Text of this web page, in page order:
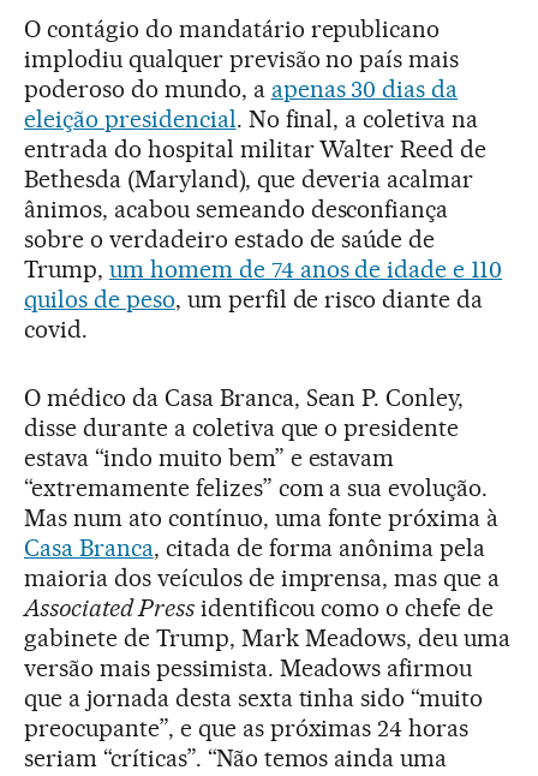
O contágio do mandatário republicano
implodiu qualquer previsão no país mais
poderoso do mundo, a apenas 30 dias da
eleição presidencial. No final, a coletiva na
entrada do hospital militar Walter Reed de
Bethesda (Maryland), que deveria acalmar
ânimos, acabou semeando desconfiança
sobre o verdadeiro estado de saúde de
Trump, um homem de 74 anos de idade e 110
quilos de peso, um perfil de risco diante da
covid.
O médico da Casa Branca, Sean P. Conley,
disse durante a coletiva que o presidente
estava “indo muito bem” e estavam
“extremamente felizes” com a sua evolução.
Mas num ato contínuo, uma fonte próxima à
Casa Branca, citada de forma anônima pela
maioria dos veículos de imprensa, mas que a
Associated Pressidentificou como o chefe de
gabinete de Trump, Mark Meadows, deu uma
versão mais pessimista. Meadows afirmou
que a jornada desta sexta tinha sido “muito
preocupante”, e que as próximas 24 horas
seriam “críticas”. “Não temos ainda uma